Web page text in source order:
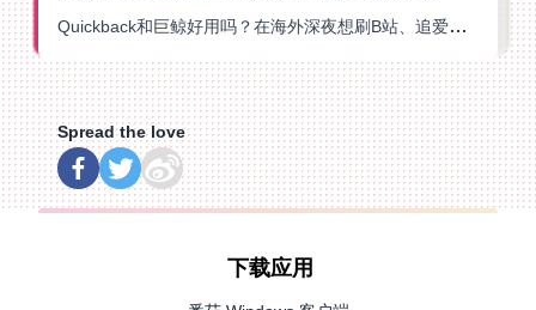
Quickback和巨鲸好用吗？在海外深夜想刷B站、追爱奇艺的你，或许正需要这份答案
Spread the love
下载应用